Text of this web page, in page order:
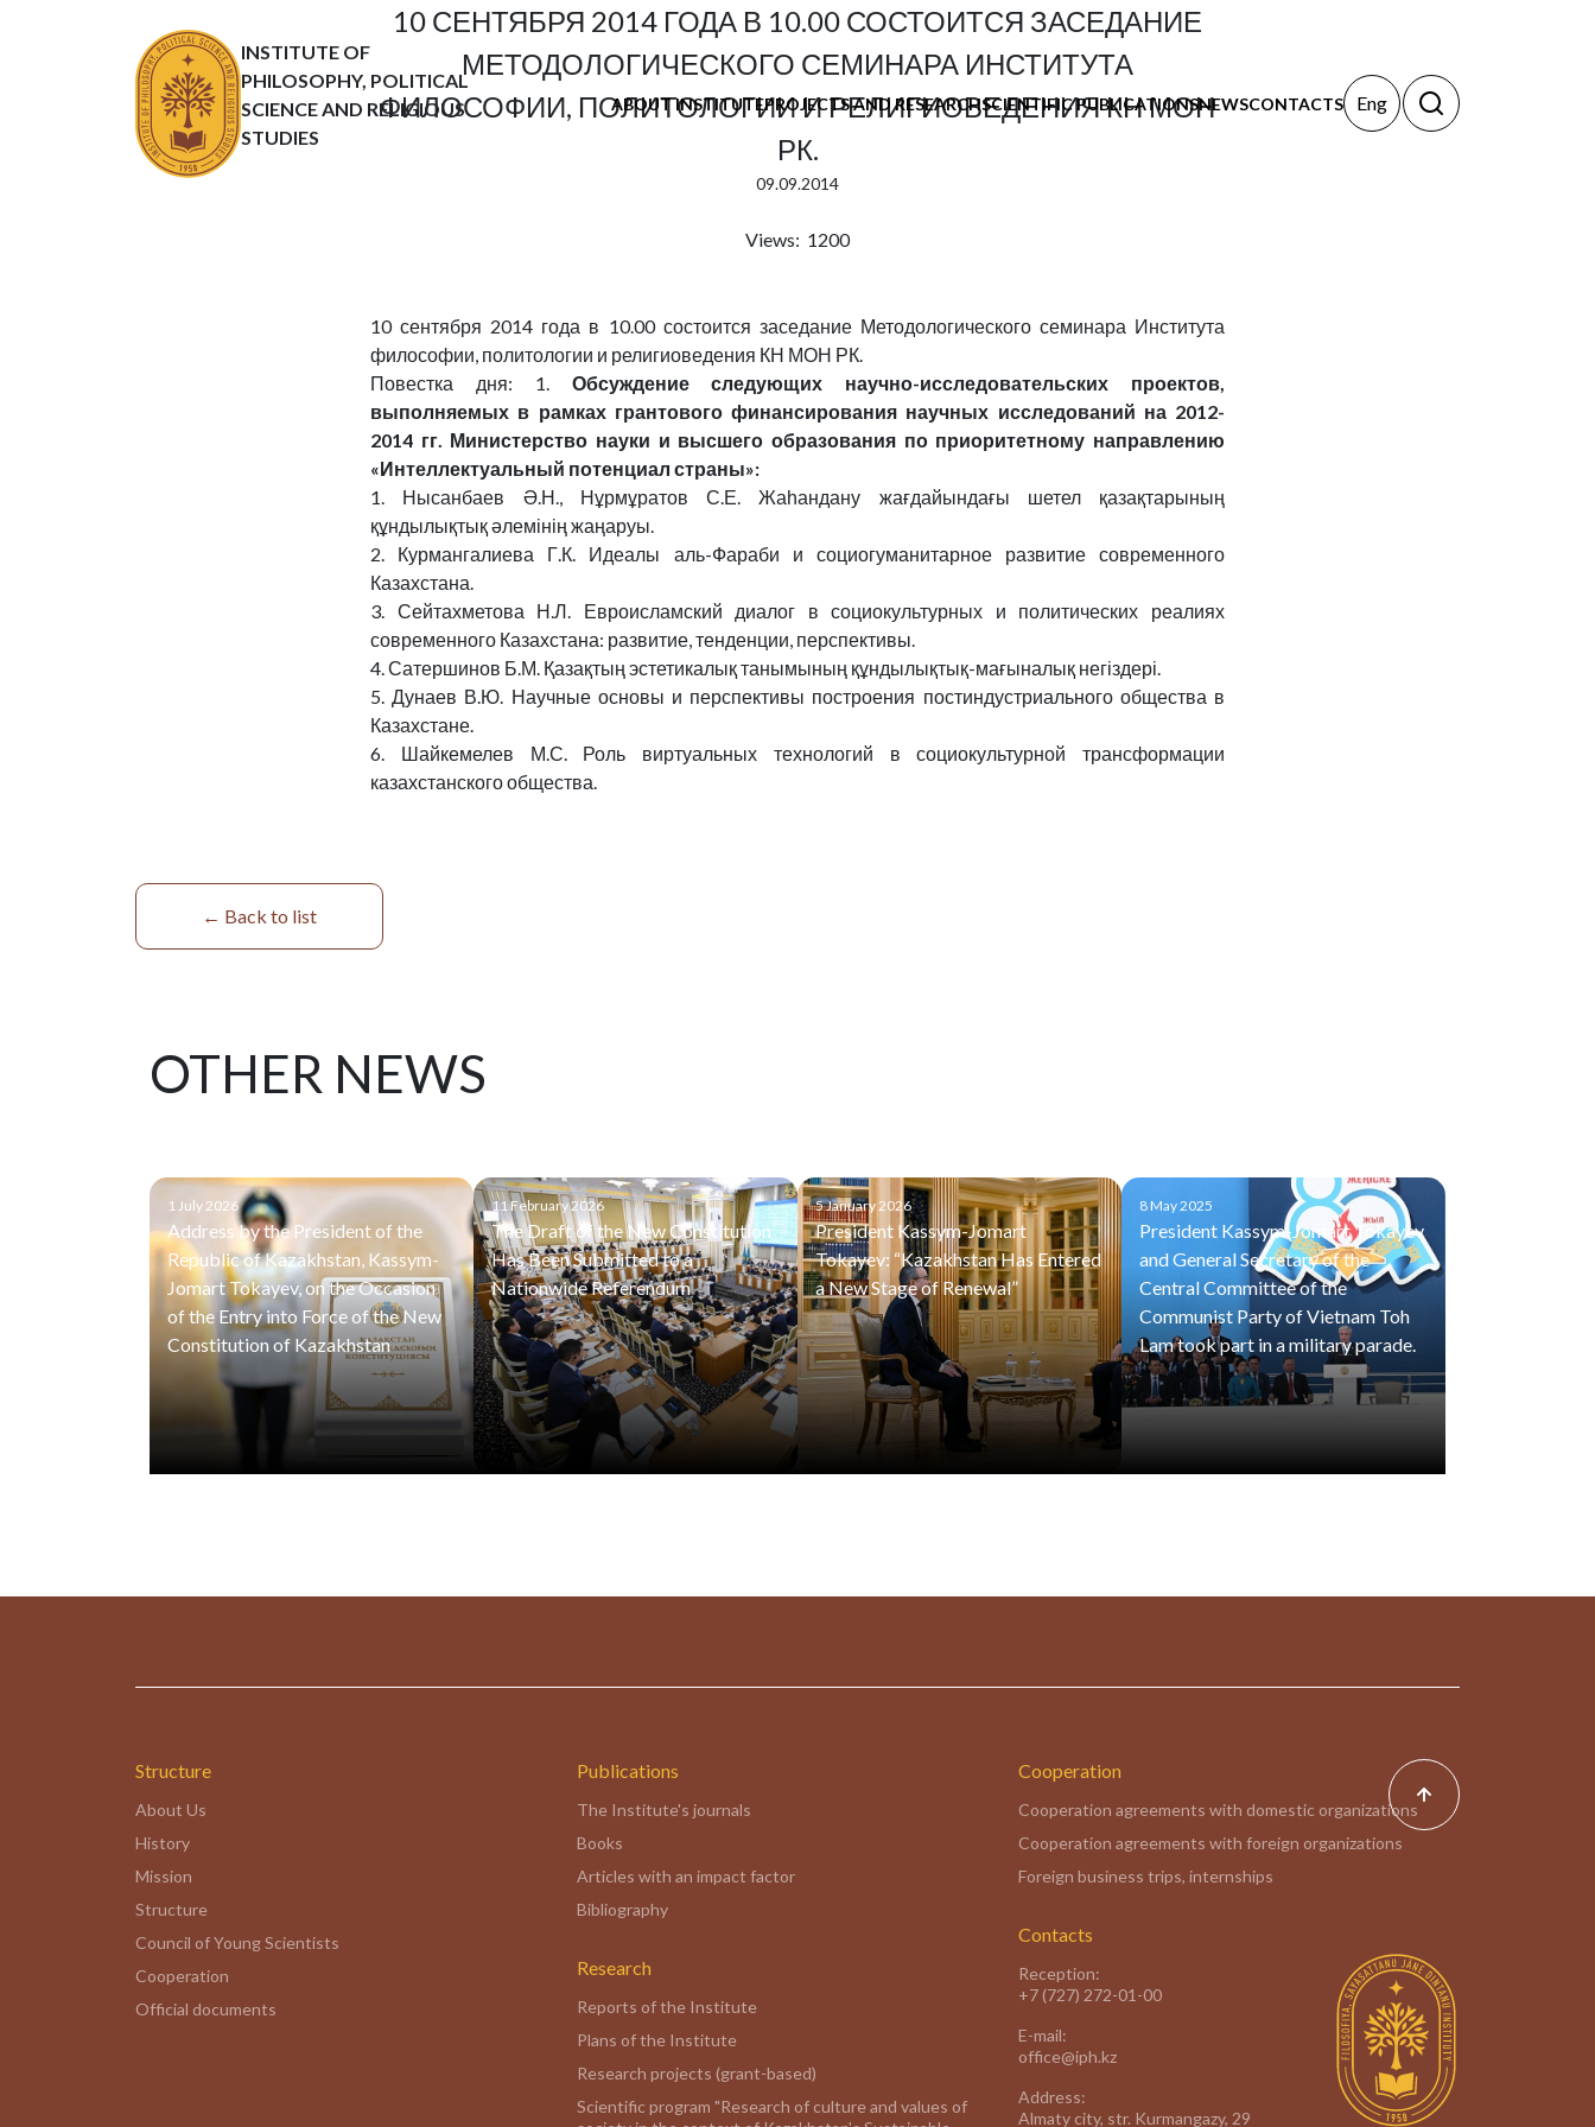
INSTITUTE OF
PHILOSOPHY, POLITICAL
SCIENCE AND RELIGIOUS
STUDIES
ABOUT INSTITUTEPROJECTS AND RESEARCHSCIENTIFIC PUBLICATIONSNEWSCONTACTS Eng
10 СЕНТЯБРЯ 2014 ГОДА В 10.00 СОСТОИТСЯ ЗАСЕДАНИЕ
МЕТОДОЛОГИЧЕСКОГО СЕМИНАРА ИНСТИТУТА
ФИЛОСОФИИ, ПОЛИТОЛОГИИ И РЕЛИГИОВЕДЕНИЯ КН МОН
РК.
09.09.2014
Views: 1200
10 сентября 2014 года в 10.00 состоится заседание Методологического семинара Института
философии, политологии и религиоведения КН МОН РК.
Повестка дня: 1. Обсуждение следующих научно-исследовательских проектов,
выполняемых в рамках грантового финансирования научных исследований на 2012-
2014 гг. Министерство науки и высшего образования по приоритетному направлению
«Интеллектуальный потенциал страны»:
1. Нысанбаев Ә.Н., Нұрмұратов С.Е. Жаһандану жағдайындағы шетел қазақтарының
құндылықтық әлемінің жаңаруы.
2. Курмангалиева Г.К. Идеалы аль-Фараби и социогуманитарное развитие современного
Казахстана.
3. Сейтахметова Н.Л. Евроисламский диалог в социокультурных и политических реалиях
современного Казахстана: развитие, тенденции, перспективы.
4. Сатершинов Б.М. Қазақтың эстетикалық танымының құндылықтық-мағыналық негіздері.
5. Дунаев В.Ю. Научные основы и перспективы построения постиндустриального общества в
Казахстане.
6. Шайкемелев М.С. Роль виртуальных технологий в социокультурной трансформации
казахстанского общества.
← Back to list
OTHER NEWS
1 July 2026
Address by the President of the
Republic of Kazakhstan, Kassym-
Jomart Tokayev, on the Occasion
of the Entry into Force of the New
Constitution of Kazakhstan
11 February 2026
The Draft of the New Constitution
Has Been Submitted to a
Nationwide Referendum
5 January 2026
President Kassym-Jomart
Tokayev: “Kazakhstan Has Entered
a New Stage of Renewal”
8 May 2025
President Kassym-Jomart Tokayev
and General Secretary of the
Central Committee of the
Communist Party of Vietnam Toh
Lam took part in a military parade.
Structure
About Us
History
Mission
Structure
Council of Young Scientists
Cooperation
Official documents
Publications
The Institute's journals
Books
Articles with an impact factor
Bibliography
Research
Reports of the Institute
Plans of the Institute
Research projects (grant-based)
Scientific program "Research of culture and values of
Cooperation
Cooperation agreements with domestic organizations
Cooperation agreements with foreign organizations
Foreign business trips, internships
Contacts
Reception:
+7 (727) 272-01-00
E-mail:
office@iph.kz
Address:
Almaty city, str. Kurmangazy, 29